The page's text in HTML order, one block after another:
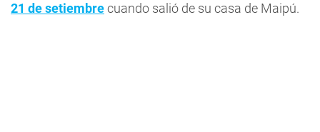
21 de setiembrecuando salió de su casa de Maipú.